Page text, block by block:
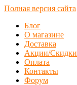
Полная версия сайта
Блог
О магазине
Доставка
Акции/Скидки
Оплата
Контакты
Форум